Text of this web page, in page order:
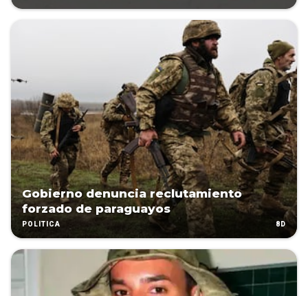
Gobierno denuncia reclutamiento
forzado de paraguayos
POLÍTICA 8D